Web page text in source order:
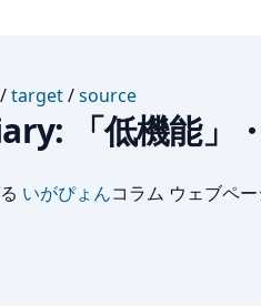
/target/source
「低機能」
いがぴょんコラム ウェブペー